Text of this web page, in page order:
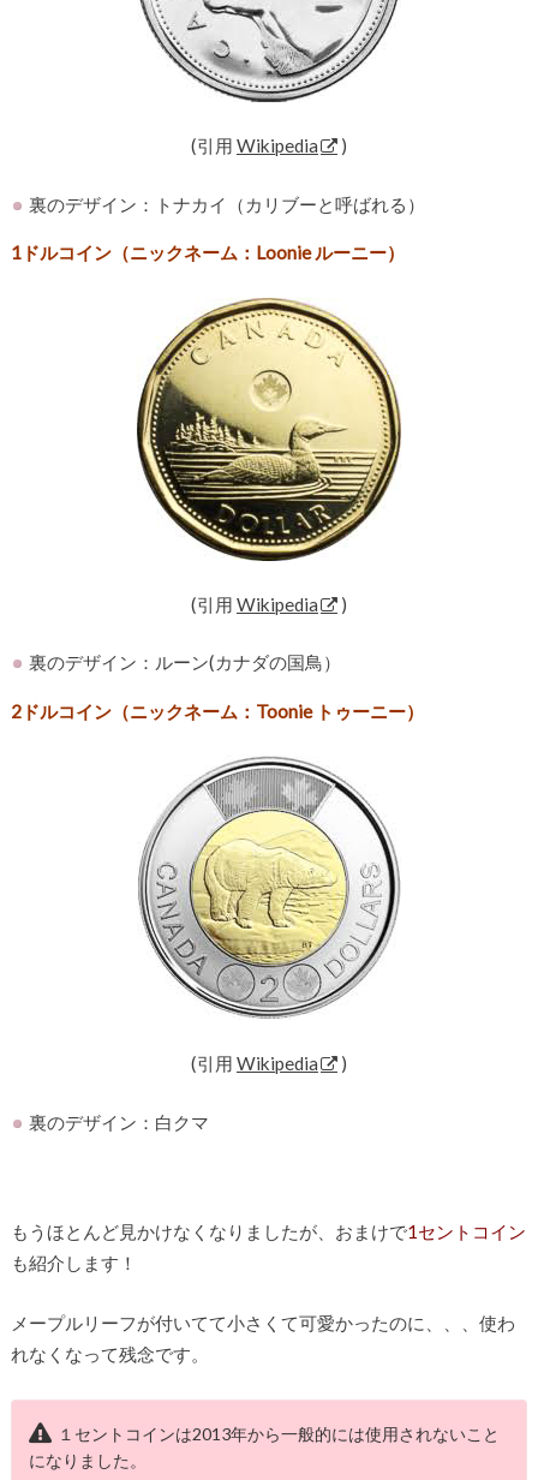
(引用 Wikipedia )
裏のデザイン：トナカイ（カリブーと呼ばれる）
1ドルコイン（ニックネーム：Loonie ルーニー）
(引用 Wikipedia )
裏のデザイン：ルーン(カナダの国鳥）
2ドルコイン（ニックネーム：Toonie トゥーニー）
(引用 Wikipedia )
裏のデザイン：白クマ
もうほとんど見かけなくなりましたが、おまけで1セントコイン
も紹介します！
メープルリーフが付いてて小さくて可愛かったのに、、、使わ
れなくなって残念です。
１セントコインは2013年から一般的には使用されないこと
になりました。